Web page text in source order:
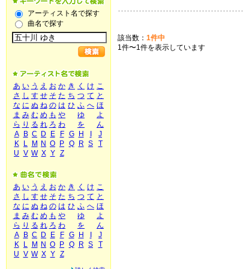
アーティスト名で探す
曲名で探す
あ い う え お か き く け こ
さ し す せ そ た ち つ て と
な に ぬ ね の は ひ ふ へ ほ
ま み む め も や ゆ
よ
ら り る れ ろ わ を
ん
A
B C D E F G H
J
K
L M N O P Q R S
T
U V W X Y Z
あ い う え お か き く け こ
さ し す せ そ た ち つ て と
な に ぬ ね の は ひ ふ へ ほ
ま み む め も や ゆ
よ
ら り る れ ろ わ を
ん
A
B C D E F G H
J
K
L M N O P Q R S
T
U V W X Y Z
該当数： 1件中
1件〜1件を表示しています